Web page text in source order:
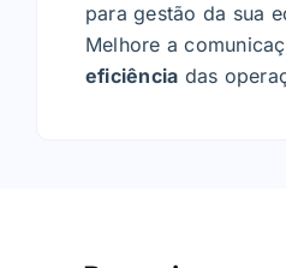
para gestão da sua
Melhore a
eficiência das